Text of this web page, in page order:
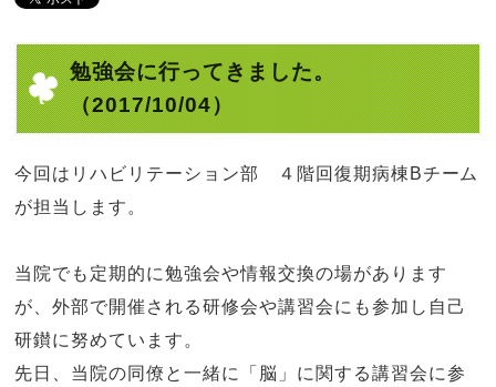
勉強会に行ってきました。
（2017/10/04）
今回はリハビリテーション部 ４階回復期病棟 Bチーム
が担当します。
当院でも定期的に勉強会や情報交換の場があります
が、外部で開催される研修会や講習会にも参加し自己
研鑚に努めています。
先日、当院の同僚と一緒に「脳」に関する講習会に参